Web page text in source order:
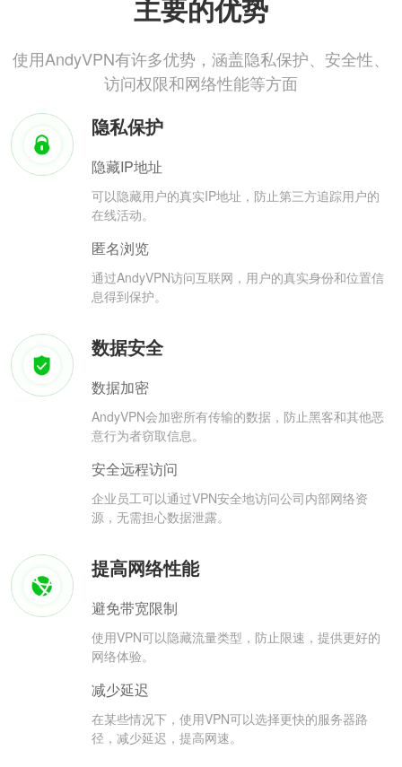
主要的优势
使用AndyVPN有许多优势，涵盖隐私保护、安全性、
访问权限和网络性能等方面
隐私保护
隐藏IP地址
可以隐藏用户的真实IP地址，防止第三方追踪用户的
在线活动。
匿名浏览
通过AndyVPN访问互联网，用户的真实身份和位置信
息得到保护。
数据安全
数据加密
AndyVPN会加密所有传输的数据，防止黑客和其他恶
意行为者窃取信息。
安全远程访问
企业员工可以通过VPN安全地访问公司内部网络资
源，无需担心数据泄露。
提高网络性能
避免带宽限制
使用VPN可以隐藏流量类型，防止限速，提供更好的
网络体验。
减少延迟
在某些情况下，使用VPN可以选择更快的服务器路
径，减少延迟，提高网速。